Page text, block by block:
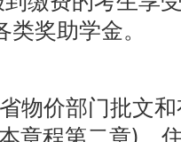
奖助学金。
价部门批文和
章程第二章)、